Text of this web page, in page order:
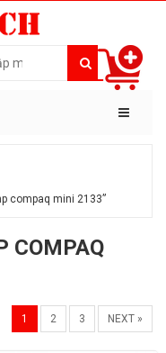
compaq mini 2133”
COMPAQ
1 2 3 NEXT »